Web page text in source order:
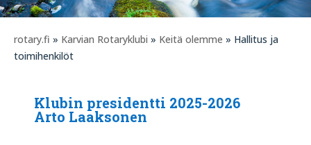
rotary.fi » Karvian Rotaryklubi » Keitä olemme » Hallitus ja
toimihenkilöt
Klubin presidentti 2025-2026
Arto Laaksonen